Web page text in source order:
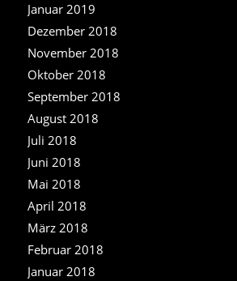
Januar 2019
Dezember 2018
November 2018
Oktober 2018
September 2018
August 2018
Juli 2018
Juni 2018
Mai 2018
April 2018
März 2018
Februar 2018
Januar 2018